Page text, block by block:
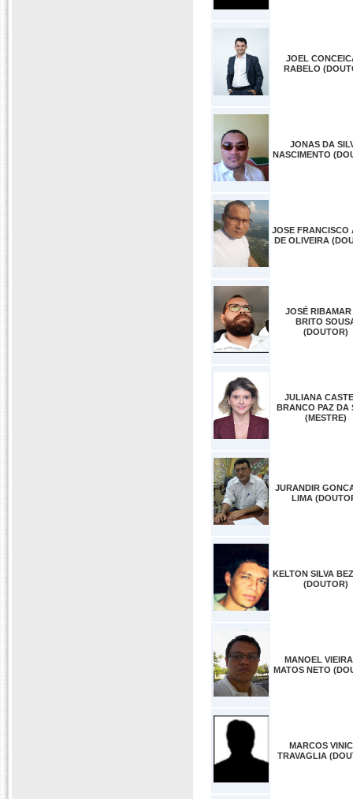
JOEL
RABELO
JONAS DA
NASCIMENTO
JOSE FRANCISCO
DE OLIVEIRA
JOSÉ RIBAMAR
BRITO
(DOUTOR)
JULIANA
BRANCO PAZ DA
(MESTRE)
JURANDIR
LIMA
KELTON SILVA
(DOUTOR)
MANOEL
MATOS NETO
MARCOS
TRAVAGLIA